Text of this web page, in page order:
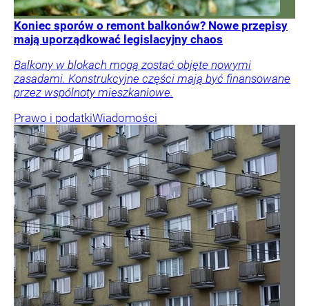
Koniec sporów o remont balkonów? Nowe przepisy
mają uporządkować legislacyjny chaos
Balkony w blokach mogą zostać objęte nowymi
zasadami. Konstrukcyjne części mają być finansowane
przez wspólnoty mieszkaniowe.
Prawo i podatkiWiadomości